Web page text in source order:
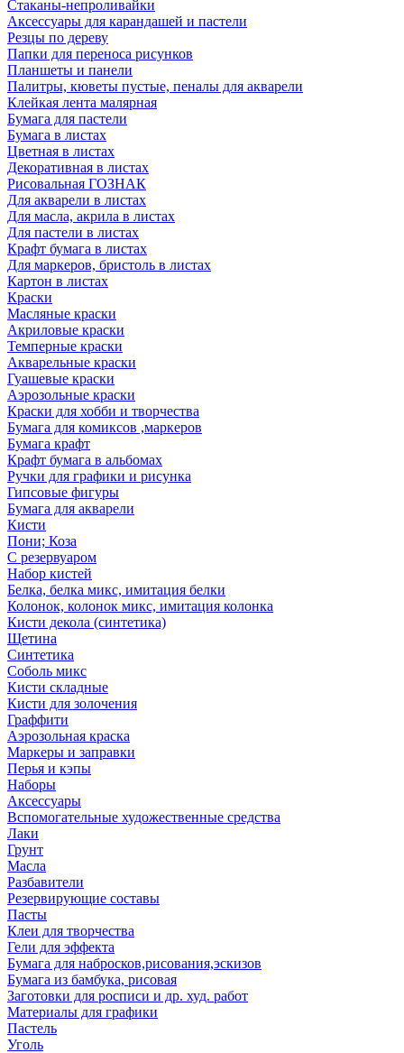
Стаканы-непроливайки
Аксессуары для карандашей и пастели
Резцы по дереву
Папки для переноса рисунков
Планшеты и панели
Палитры, кюветы пустые, пеналы для акварели
Клейкая лента малярная
Бумага для пастели
Бумага в листах
Цветная в листах
Декоративная в листах
Рисовальная ГОЗНАК
Для акварели в листах
Для масла, акрила в листах
Для пастели в листах
Крафт бумага в листах
Для маркеров, бристоль в листах
Картон в листах
Краски
Масляные краски
Акриловые краски
Темперные краски
Акварельные краски
Гуашевые краски
Аэрозольные краски
Краски для хобби и творчества
Бумага для комиксов ,маркеров
Бумага крафт
Крафт бумага в альбомах
Ручки для графики и рисунка
Гипсовые фигуры
Бумага для акварели
Кисти
Пони; Коза
С резервуаром
Набор кистей
Белка, белка микс, имитация белки
Колонок, колонок микс, имитация колонка
Кисти декола (синтетика)
Щетина
Синтетика
Соболь микс
Кисти складные
Кисти для золочения
Граффити
Аэрозольная краска
Маркеры и заправки
Перья и кэпы
Наборы
Аксессуары
Вспомогательные художественные средства
Лаки
Грунт
Масла
Разбавители
Резервирующие составы
Пасты
Клеи для творчества
Гели для эффекта
Бумага для набросков,рисования,эскизов
Бумага из бамбука, рисовая
Заготовки для росписи и др. худ. работ
Материалы для графики
Пастель
Уголь